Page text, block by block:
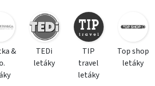
&
TEDi
letáky
TIP
travel
letáky
Top shop
letáky